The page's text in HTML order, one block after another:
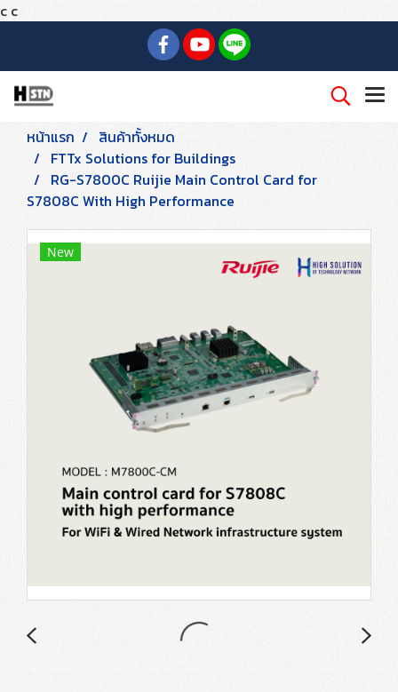
c c
หน้าแรก
สินค้าทั้งหมด
FTTx Solutions for Buildings
RG-S7800C Ruijie Main Control Card for
S7808C With High Performance
New